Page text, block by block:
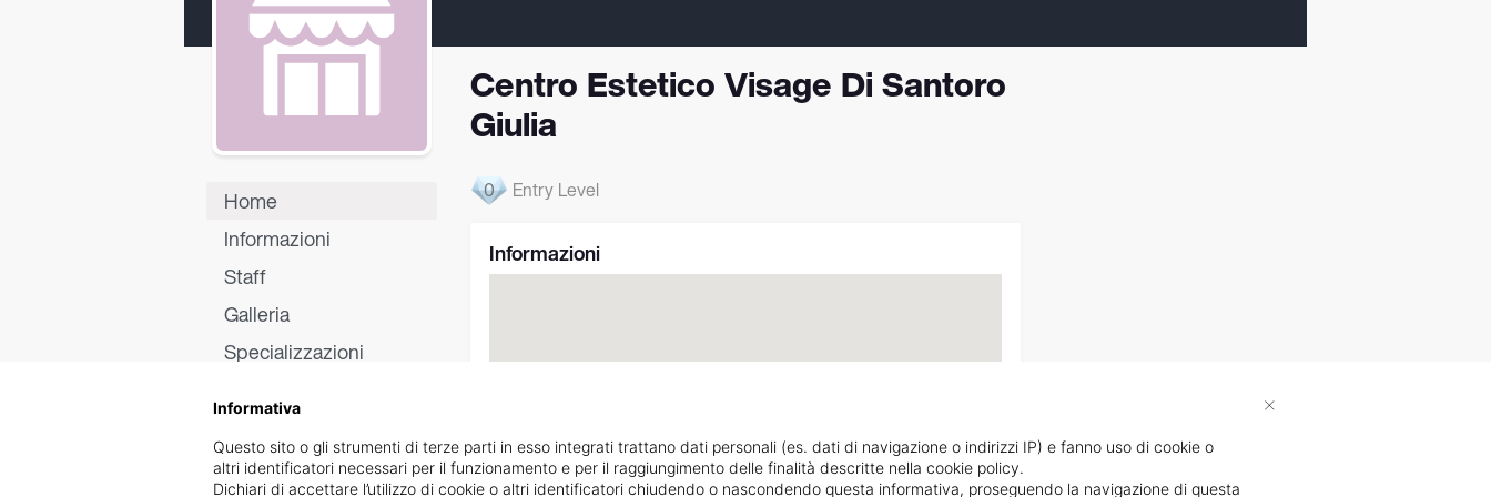
Home
Informazioni
Staff
Galleria
Specializzazioni
Centro Estetico Visage Di Santoro
Giulia
0 Entry Level
Informazioni
Informativa
Questo sito o gli strumenti di terze parti in esso integrati trattano dati personali (es. dati di navigazione o indirizzi IP) e fanno uso di cookie o
altri identificatori necessari per il funzionamento e per il raggiungimento delle finalità descritte nella cookie policy.
Dichiari di accettare l’utilizzo di cookie o altri identificatori chiudendo o nascondendo questa informativa, proseguendo la navigazione di questa
×